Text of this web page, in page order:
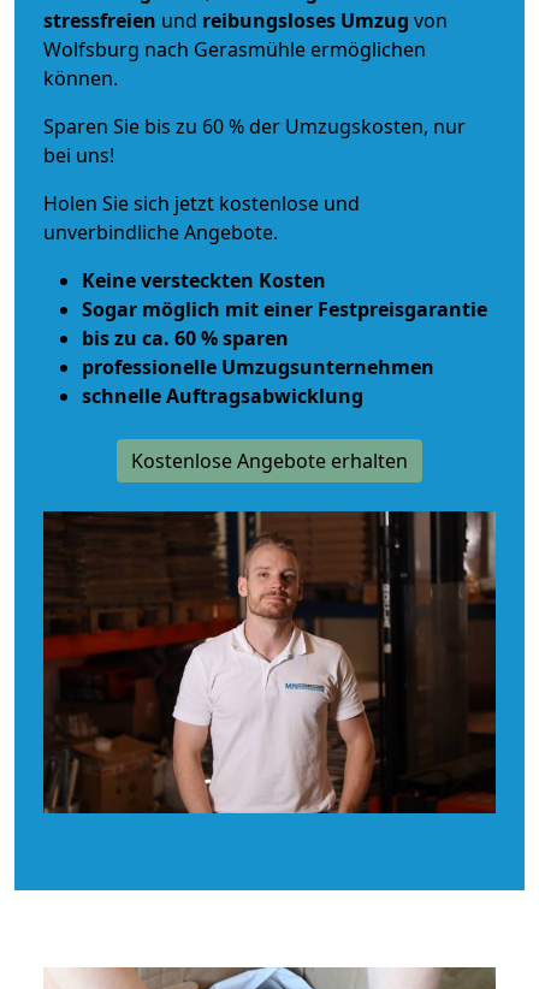
stressfreien und reibungsloses Umzug von
Wolfsburg nach Gerasmühle ermöglichen
können.
Sparen Sie bis zu 60 % der Umzugskosten, nur
bei uns!
Holen Sie sich jetzt kostenlose und
unverbindliche Angebote.
Keine versteckten Kosten
Sogar möglich mit einer Festpreisgarantie
bis zu ca. 60 % sparen
professionelle Umzugsunternehmen
schnelle Auftragsabwicklung
Kostenlose Angebote erhalten